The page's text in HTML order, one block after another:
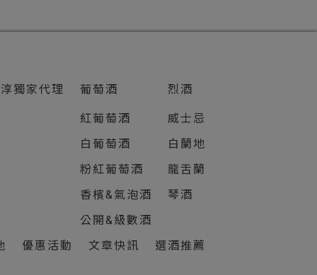
獨家代理 葡萄酒
紅葡萄酒
白葡萄酒
粉紅葡萄酒
香檳&氣泡酒
公開&級數酒
烈酒
威士忌
白蘭地
龍舌蘭
琴酒
優惠活動 文章快訊 選酒推薦